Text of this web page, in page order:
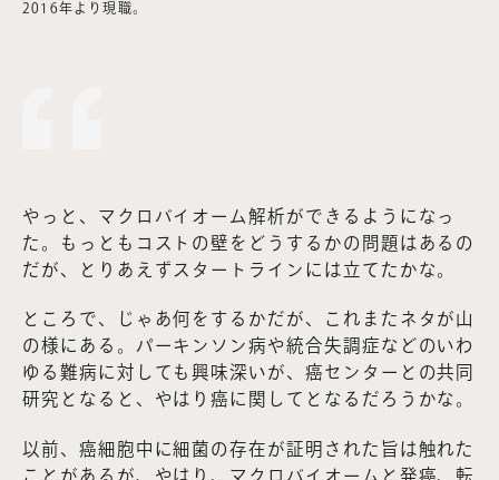
2016年より現職。
やっと、マクロバイオーム解析ができるようになっ
た。もっともコストの壁をどうするかの問題はあるの
だが、とりあえずスタートラインには立てたかな。
ところで、じゃあ何をするかだが、これまたネタが山
の様にある。パーキンソン病や統合失調症などのいわ
ゆる難病に対しても興味深いが、癌センターとの共同
研究となると、やはり癌に関してとなるだろうかな。
以前、癌細胞中に細菌の存在が証明された旨は触れた
ことがあるが、やはり、マクロバイオームと発癌、転